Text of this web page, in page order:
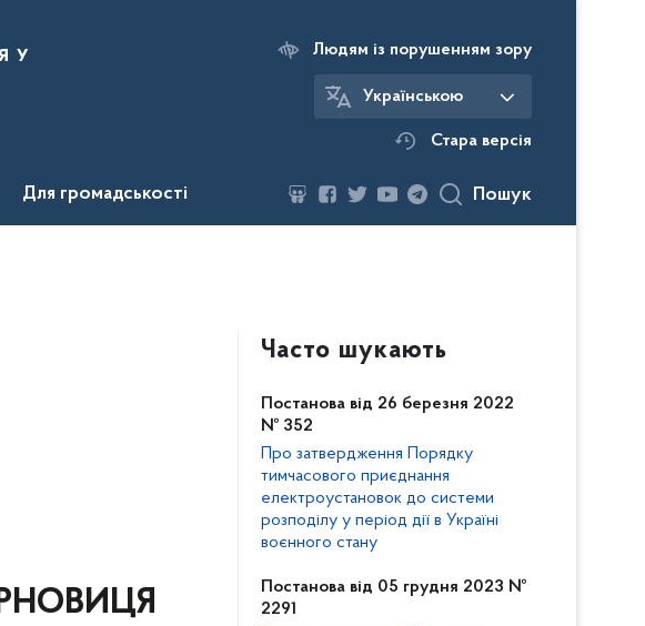
у
Людям із порушенням зору
Українською
Стара версія
Для громадськості Пошук
Часто шукають
Постанова від 26 березня 2022
№ 352
Про затвердження Порядку
тимчасового приєднання
електроустановок до системи
розподілу у період дії в Україні
воєнного стану
Постанова від 05 грудня 2023 №
2291